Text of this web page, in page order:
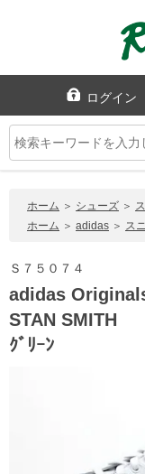
ログイン
ホーム ＞ シューズ ＞
ホーム ＞ adidas ＞ ス
Ｓ７５０７４
adidas
STAN SMITH
ｸﾞﾘｰﾝ